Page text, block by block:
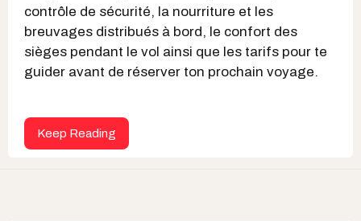
contrôle de sécurité, la nourriture et les
breuvages distribués à bord, le confort des
sièges pendant le vol ainsi que les tarifs pour te
guider avant de réserver ton prochain voyage.
Keep Reading